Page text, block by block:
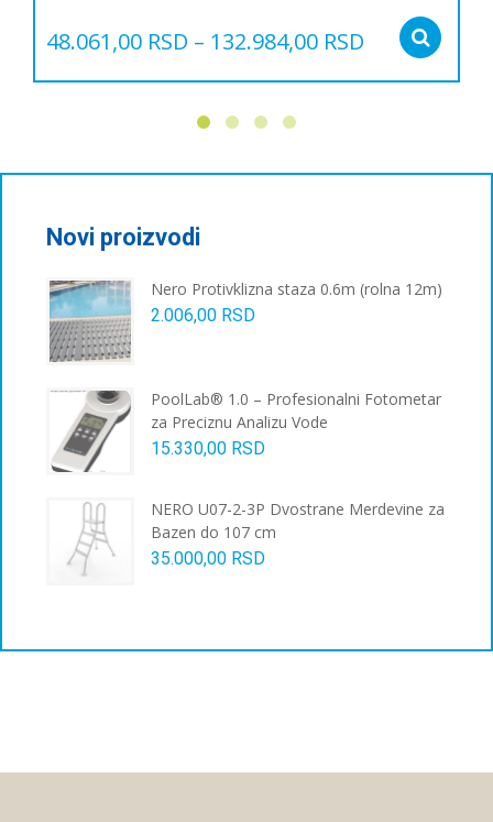
48.061,00 RSD – 132.984,00 RSD
бити
изабране
на
страници
производа.
Novi proizvodi
Nero Protivklizna staza 0.6m (rolna 12m)
2.006,00 RSD
PoolLab® 1.0 – Profesionalni Fotometar
za Preciznu Analizu Vode
15.330,00 RSD
NERO U07-2-3P Dvostrane Merdevine za
Bazen do 107 cm
35.000,00 RSD